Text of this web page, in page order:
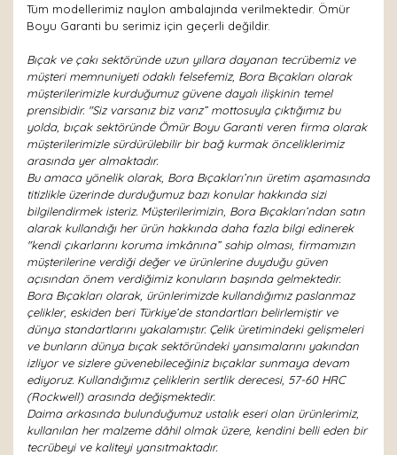
Tüm modellerimiz naylon ambalajında verilmektedir. Ömür
Boyu Garanti bu serimiz için geçerli değildir.
Bıçak ve çakı sektöründe uzun yıllara dayanan tecrübemiz ve
müşteri memnuniyeti odaklı felsefemiz, Bora Bıçakları olarak
müşterilerimizle kurduğumuz güvene dayalı ilişkinin temel
prensibidir. "Siz varsanız biz varız” mottosuyla çıktığımız bu
yolda, bıçak sektöründe Ömür Boyu Garanti veren firma olarak
müşterilerimizle sürdürülebilir bir bağ kurmak önceliklerimiz
arasında yer almaktadır.
Bu amaca yönelik olarak, Bora Bıçakları’nın üretim aşamasında
titizlikle üzerinde durduğumuz bazı konular hakkında sizi
bilgilendirmek isteriz. Müşterilerimizin, Bora Bıçakları’ndan satın
alarak kullandığı her ürün hakkında daha fazla bilgi edinerek
"kendi çıkarlarını koruma imkânına” sahip olması, firmamızın
müşterilerine verdiği değer ve ürünlerine duyduğu güven
açısından önem verdiğimiz konuların başında gelmektedir.
Bora Bıçakları olarak, ürünlerimizde kullandığımız paslanmaz
çelikler, eskiden beri Türkiye’de standartları belirlemiştir ve
dünya standartlarını yakalamıştır. Çelik üretimindeki gelişmeleri
ve bunların dünya bıçak sektöründeki yansımalarını yakından
izliyor ve sizlere güvenebileceğiniz bıçaklar sunmaya devam
ediyoruz. Kullandığımız çeliklerin sertlik derecesi, 57-60 HRC
(Rockwell) arasında değişmektedir.
Daima arkasında bulunduğumuz ustalık eseri olan ürünlerimiz,
kullanılan her malzeme dâhil olmak üzere, kendini belli eden bir
tecrübeyi ve kaliteyi yansıtmaktadır.